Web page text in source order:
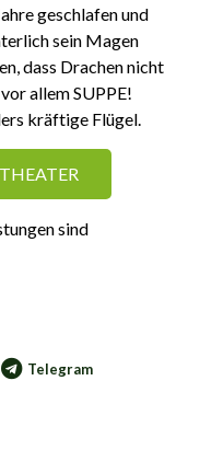
geschlafen und
sein Magen
dass Drachen nicht
allem SUPPE!
kräftige Flügel.
sind
Telegram